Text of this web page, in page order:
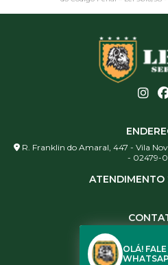
R. Franklin do Amaral, 447 - Vila
- 02479-
ATENDIMENTO
(11)
OLÁ!